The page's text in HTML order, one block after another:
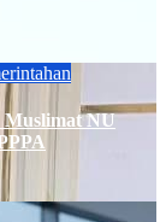
Muslimat NU